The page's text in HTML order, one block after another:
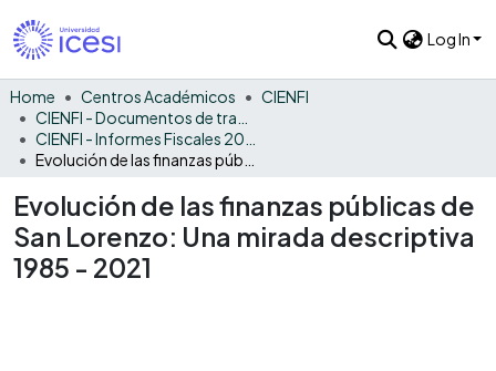
Log In
Home Centros Académicos
CIENFI
Evolución de las finanzas públicas de
San Lorenzo: Una mirada descriptiva
1985 - 2021